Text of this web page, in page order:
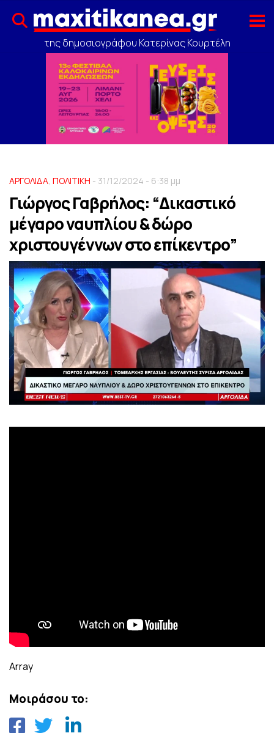
της δημοσιογράφου Κατερίνας Κουρτέλη
ΑΡΓΟΛΙΔΑ, ΠΟΛΙΤΙΚΗ - 31/12/2024 - 6:38 μμ
Γιώργος Γαβρήλος: “Δικαστικό
μέγαρο ναυπλίου & δώρο
χριστουγέννων στο επίκεντρο”
Array
Μοιράσου το: